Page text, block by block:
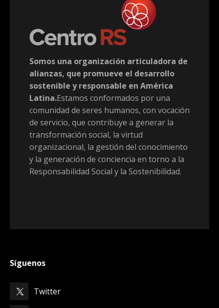
Somos una organización articuladora de
alianzas, que promueve el desarrollo
sostenible y responsable en América
Latina.Estamos conformados por una
comunidad de seres humanos, con vocación
de servicio, que contribuye a generar la
transformación social, la virtud
organizacional, la gestión del conocimiento
y la generación de conciencia en torno a la
Responsabilidad Social y la Sostenibilidad.
Síguenos
Twitter